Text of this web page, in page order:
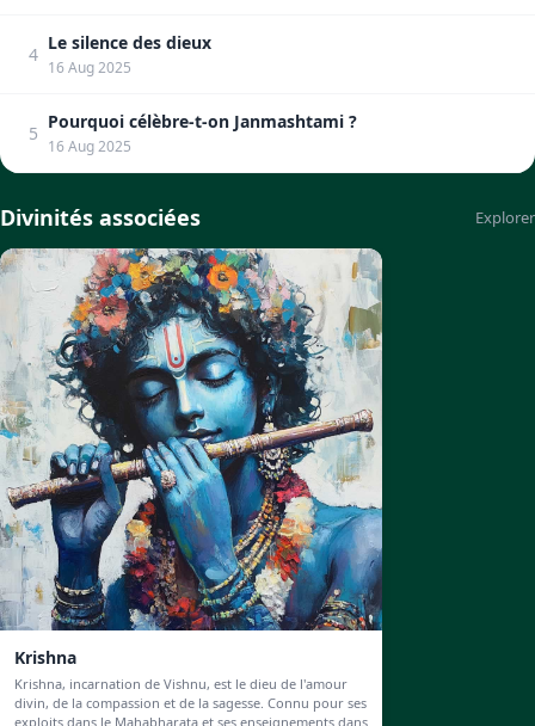
4
Le silence des dieux
16 Aug 2025
5
Pourquoi célèbre-t-on Janmashtami ?
16 Aug 2025
Divinités associées Explorer
Krishna
Krishna, incarnation de Vishnu, est le dieu de l'amour
divin, de la compassion et de la sagesse. Connu pour ses
exploits dans le Mahabharata et ses enseignements dans